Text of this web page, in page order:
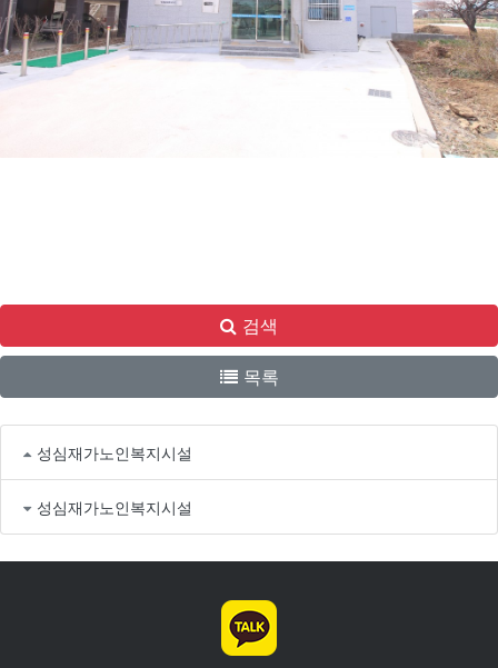
검색
목록
성심재가노인복지시설
성심재가노인복지시설